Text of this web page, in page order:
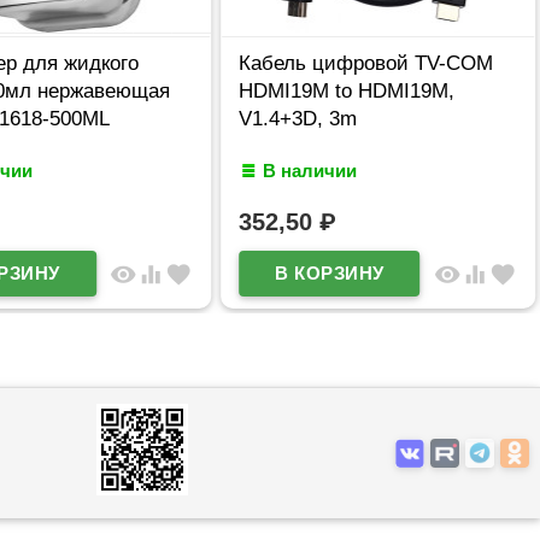
для жидкого
нержавеющая
500ML
visibility equalizer favorite
Кабель цифровой TV-COM
HDMI19M to HDMI19M,
V1.4+3D, 3m
В наличии
352,50₽
visibility equalizer favorite